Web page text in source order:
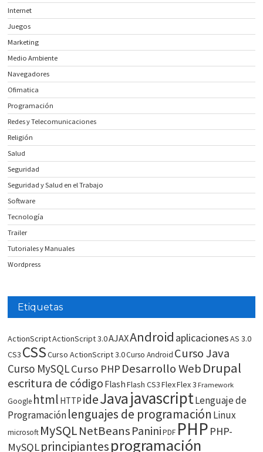
Internet
Juegos
Marketing
Medio Ambiente
Navegadores
Ofimatica
Programación
Redes y Telecomunicaciones
Religión
Salud
Seguridad
Seguridad y Salud en el Trabajo
Software
Tecnología
Trailer
Tutoriales y Manuales
Wordpress
Etiquetas
ActionScriptActionScript 3.0AJAXAndroid aplicacionesAS 3.0
CS3 CSSCurso ActionScript 3.0Curso Android Curso Java
Curso MySQLCurso PHP Desarrollo WebDrupal
escritura de código FlashFlash CS3FlexFlex 3 Framework
Google html HTTP ideJavajavascriptLenguaje de
Programaciónlenguajes de programación Linux
microsoft MySQLNetBeans Panini PDF PHP PHP-
MySQLprincipiantesprogramación